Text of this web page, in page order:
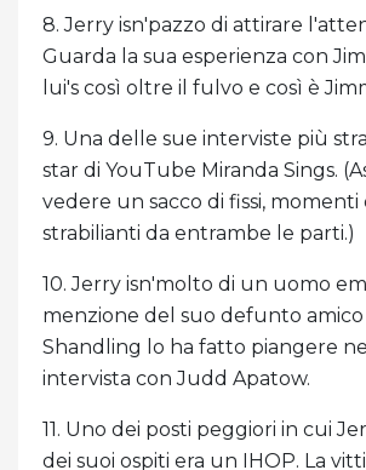
8. Jerry isn'pazzo di attirare
Guarda la sua esperienza con
lui's così oltre il fulvo e così è
9. Una delle sue interviste più
star di YouTube Miranda Sings.
vedere un sacco di fissi, momenti
strabilianti da entrambe le parti.)
10. Jerry isn'molto di un uomo
menzione del suo defunto
Shandling lo ha fatto piangere
intervista con Judd Apatow.
11. Uno dei posti peggiori in cui
dei suoi ospiti era un IHOP. La